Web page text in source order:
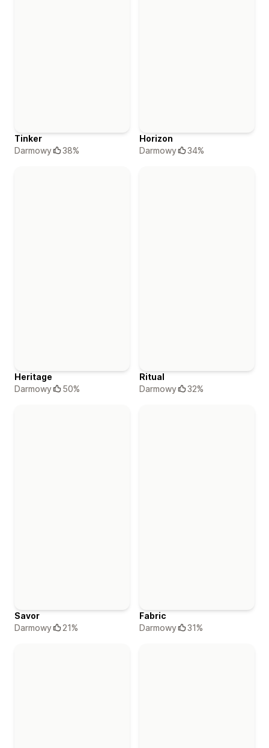
Tinker
Darmowy
38%
Horizon
Darmowy
34%
Heritage
Darmowy
50%
Ritual
Darmowy
32%
Savor
Darmowy
21%
Fabric
Darmowy
31%